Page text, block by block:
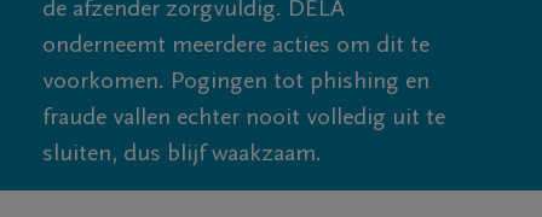
de afzender zorgvuldig. DELA
onderneemt meerdere acties om dit te
voorkomen. Pogingen tot phishing en
fraude vallen echter nooit volledig uit te
sluiten, dus blijf waakzaam.